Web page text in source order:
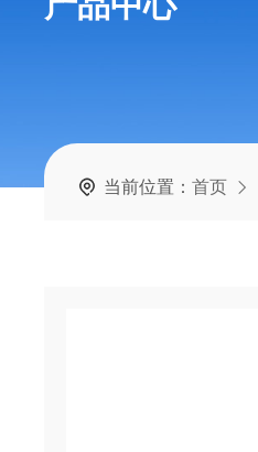
当前位置：首页